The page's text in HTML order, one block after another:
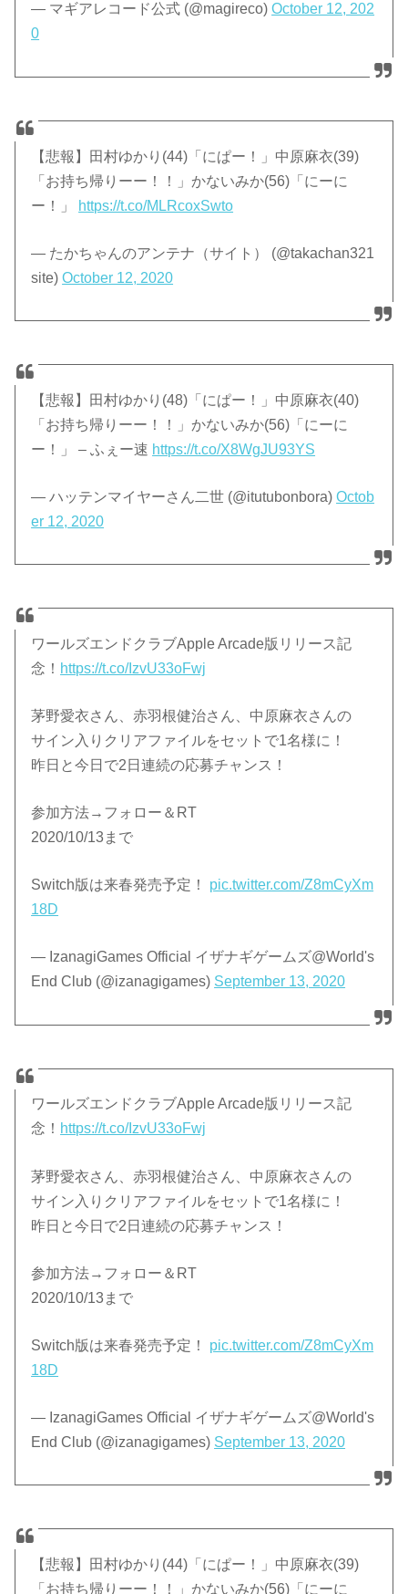
— マギアレコード公式 (@magireco)October 12, 202
0
【悲報】田村ゆかり(44)「にぱー！」中原麻衣(39)
「お持ち帰りーー！！」かないみか(56)「にーに
ー！」
https://t.co/MLRcoxSwto
— たかちゃんのアンテナ（サイト） (@takachan321
site)October 12, 2020
【悲報】田村ゆかり(48)「にぱー！」中原麻衣(40)
「お持ち帰りーー！！」かないみか(56)「にーに
ー！」 – ふぇー速 https://t.co/X8WgJU93YS
— ハッテンマイヤーさん二世 (@itutubonbora)Octob
er 12, 2020
ワールズエンドクラブApple Arcade版リリース記
念！ https://t.co/IzvU33oFwj
茅野愛衣さん、赤羽根健治さん、中原麻衣さんの
サイン入りクリアファイルをセットで1名様に！
昨日と今日で2日連続の応募チャンス！
参加方法→フォロー＆RT
2020/10/13まで
Switch版は来春発売予定！ pic.twitter.com/Z8mCyXm
18D
— IzanagiGames Official イザナギゲームズ@World's
End Club (@izanagigames) September 13, 2020
ワールズエンドクラブApple Arcade版リリース記
念！ https://t.co/IzvU33oFwj
茅野愛衣さん、赤羽根健治さん、中原麻衣さんの
サイン入りクリアファイルをセットで1名様に！
昨日と今日で2日連続の応募チャンス！
参加方法→フォロー＆RT
2020/10/13まで
Switch版は来春発売予定！ pic.twitter.com/Z8mCyXm
18D
— IzanagiGames Official イザナギゲームズ@World's
End Club (@izanagigames) September 13, 2020
【悲報】田村ゆかり(44)「にぱー！」中原麻衣(39)
「お持ち帰りーー！！」かないみか(56)「にーに